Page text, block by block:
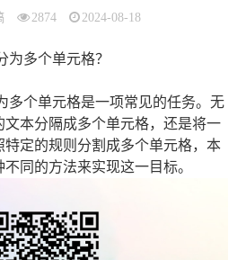
2874 2024-08-18
为多个单元格？
多个单元格是一项常见的任务。无
本分隔成多个单元格，还是将一
定的规则分割成多个单元格，本
同的方法来实现这一目标。